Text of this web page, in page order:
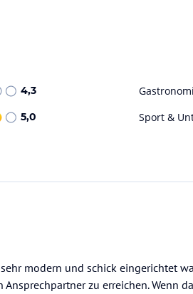
4,3
5,0 Sport &
modern und schick eingerichtet
zu erreichen. Wenn